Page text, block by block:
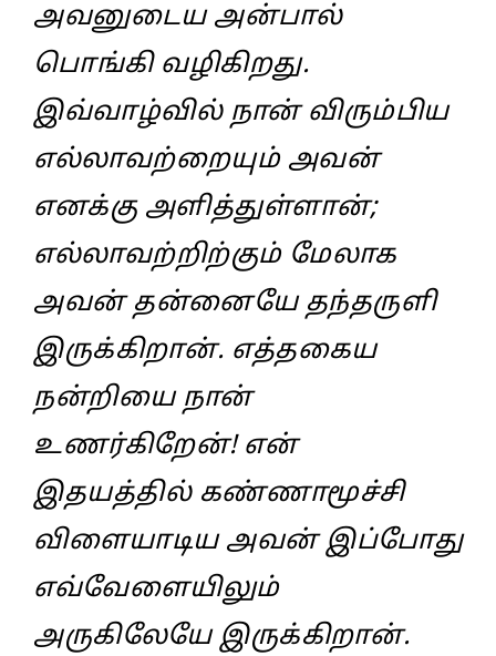
அவனுடைய அன்பால்
பொங்கி வழிகிறது.
இவ்வாழ்வில் நான் விரும்பிய
எல்லாவற்றையும் அவன்
எனக்கு அளித்துள்ளான்;
எல்லாவற்றிற்கும் மேலாக
அவன் தன்னையே தந்தருளி
இருக்கிறான். எத்தகைய
நன்றியை நான்
உணர்கிறேன்! என்
இதயத்தில் கண்ணாமூச்சி
விளையாடிய அவன் இப்போது
எவ்வேளையிலும்
அருகிலேயே இருக்கிறான்.